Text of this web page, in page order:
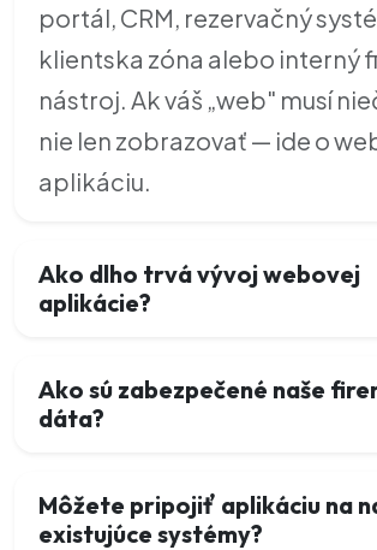
portál, CRM, rezervačný
klientska zóna alebo interný
nástroj. Ak váš „web" musí
nie len zobrazovať — ide o
aplikáciu.
Ako dlho trvá vývoj webovej
aplikácie?
Ako sú zabezpečené naše
dáta?
Môžete pripojiť aplikáciu na
existujúce systémy?